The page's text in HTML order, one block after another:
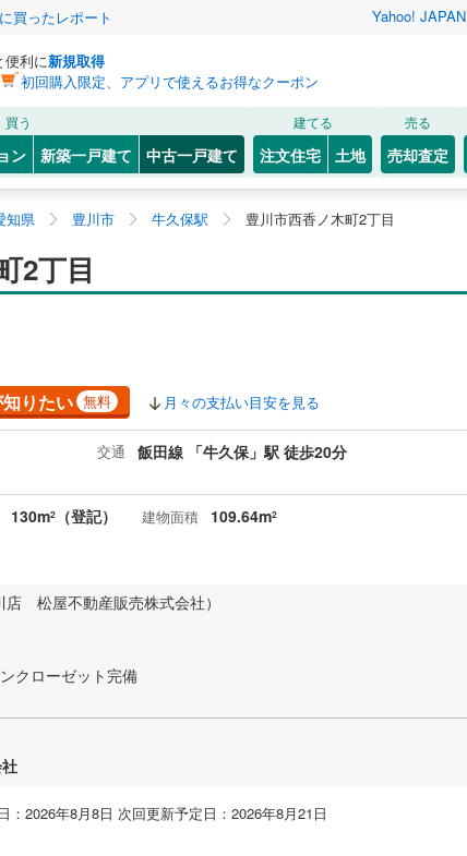
買ったレポート Yahoo! JAPAN
便利に新規取得
初回購入限定、アプリで使えるお得なクーポン
買う
ン 新築一戸建て 中古一戸建て
建てる
注文住宅 土地
売る
売却査定
知県 豊川市 牛久保駅 豊川市西香ノ木町2丁目
2丁目
りたい 無料 月々の支払い目安を見る
交通 飯田線 「牛久保」駅 徒歩20分
130m2 （登記） 建物面積 109.64m2
松屋不動産販売株式会社）
クローゼット完備
2026年8月8日 次回更新予定日：2026年8月21日